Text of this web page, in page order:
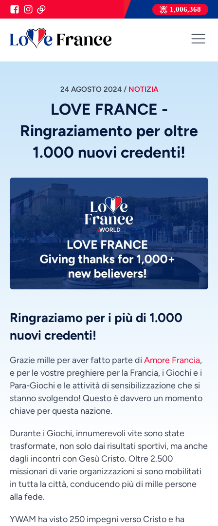
1,006,368
24 AGOSTO 2024/ NOTIZIA
LOVE FRANCE -
Ringraziamento per oltre
1.000 nuovi credenti!
Ringraziamo per i più di 1.000
nuovi credenti!
Grazie mille per aver fatto parte di Amore Francia,
e per le vostre preghiere per la Francia, i Giochi e i
Para-Giochi e le attività di sensibilizzazione che si
stanno svolgendo! Questo è davvero un momento
chiave per questa nazione.
Durante i Giochi, innumerevoli vite sono state
trasformate, non solo dai risultati sportivi, ma anche
dagli incontri con Gesù Cristo. Oltre 2.500
missionari di varie organizzazioni si sono mobilitati
in tutta la città, conducendo più di mille persone
alla fede.
YWAM ha visto 250 impegni verso Cristo e ha